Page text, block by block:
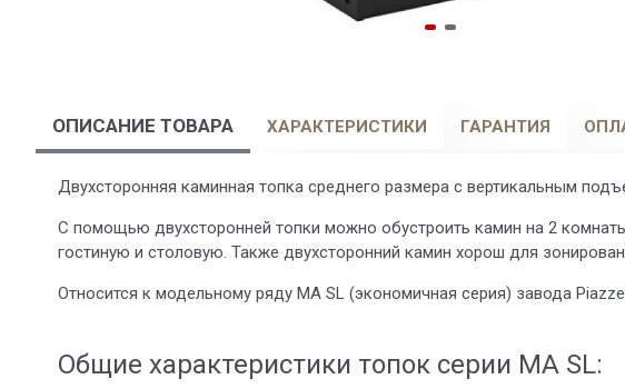
ОПИСАНИЕ ТОВАРА ХАРАКТЕРИСТИКИ ГАРАНТИЯ
Двухсторонняя каминная топка среднего размера с вертикальным
С помощью двухсторонней топки можно обустроить камин на 2
гостиную и столовую. Также двухсторонний камин хорош для
Относится к модельному ряду MA SL (экономичная серия) завода
Общие характеристики топок серии MA SL: